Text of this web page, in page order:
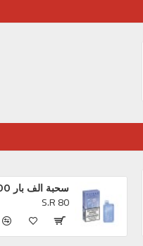
S.R 80